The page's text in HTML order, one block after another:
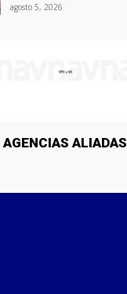
agosto 5, 2026
AGENCIAS ALIADAS